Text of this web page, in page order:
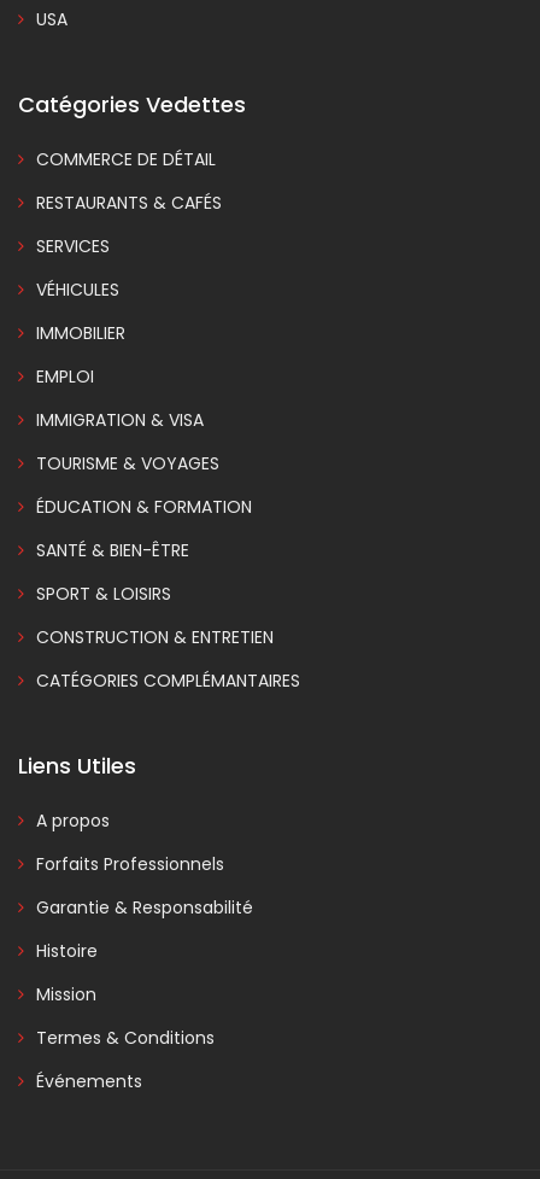
USA
Catégories Vedettes
COMMERCE DE DÉTAIL
RESTAURANTS & CAFÉS
SERVICES
VÉHICULES
IMMOBILIER
EMPLOI
IMMIGRATION & VISA
TOURISME & VOYAGES
ÉDUCATION & FORMATION
SANTÉ & BIEN-ÊTRE
SPORT & LOISIRS
CONSTRUCTION & ENTRETIEN
CATÉGORIES COMPLÉMANTAIRES
Liens Utiles
A propos
Forfaits Professionnels
Garantie & Responsabilité
Histoire
Mission
Termes & Conditions
Événements